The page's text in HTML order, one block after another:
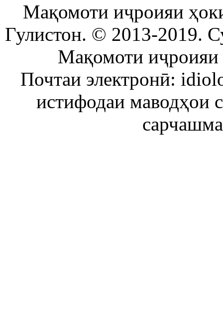
Мақомоти иҷроияи
Гулистон. © 2013-2019.
Мақомоти иҷроияи
Почтаи электронӣ:
истифодаи маводҳои